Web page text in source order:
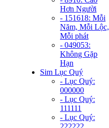
Hơn Người
- 151618: Mỗi
Năm, Mỗi Lộc,
Mỗi phát
- 049053:
Không Gặp
Hạn
Sim Lục Quý
- Lục Quý:
000000
- Lục Quý:
111111
- Lục Quý:
222222